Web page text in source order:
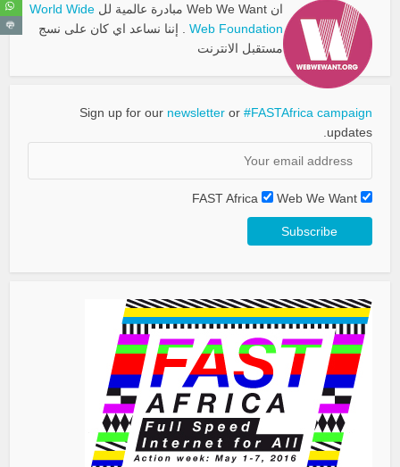
ان Web We Want مبادرة عالمية لل
World Wide
Web Foundation . إننا نساعد اي كان على نسج
مستقبل الانترنت
Sign up for our newsletteror #FASTAfrica campaign
updates.
FAST Africa Web We Want